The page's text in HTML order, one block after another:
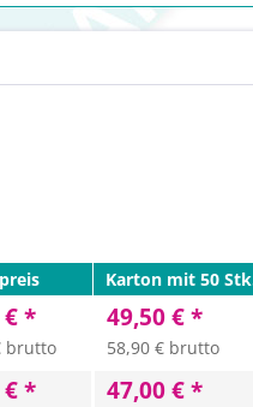
Karton mit 50
€ *
brutto
49,50 € *
58,90 € brutto
€ * 47,00 € *